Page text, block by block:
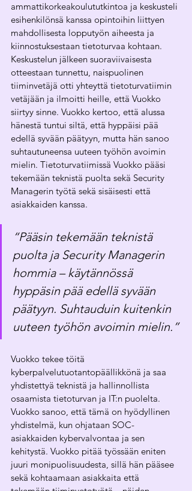
ammattikorkeakoulututkintoa ja keskusteli
esihenkilönsä kanssa opintoihin liittyen
mahdollisesta lopputyön aiheesta ja
kiinnostuksestaan tietoturvaa kohtaan.
Keskustelun jälkeen suoraviivaisesta
otteestaan tunnettu, naispuolinen
tiiminvetäjä otti yhteyttä tietoturvatiimin
vetäjään ja ilmoitti heille, että Vuokko
siirtyy sinne. Vuokko kertoo, että alussa
hänestä tuntui siltä, että hyppäisi pää
edellä syvään päätyyn, mutta hän sanoo
suhtautuneensa uuteen työhön avoimin
mielin. Tietoturvatiimissä Vuokko pääsi
tekemään teknistä puolta sekä Security
Managerin työtä sekä sisäisesti että
asiakkaiden kanssa.
“Pääsin tekemään teknistä
puolta ja Security Managerin
hommia – käytännössä
hyppäsin pää edellä syvään
päätyyn. Suhtauduin kuitenkin
uuteen työhön avoimin mielin.”
Vuokko tekee töitä
kyberpalvelutuotantopäällikkönä ja saa
yhdistettyä teknistä ja hallinnollista
osaamista tietoturvan ja IT:n puolelta.
Vuokko sanoo, että tämä on hyödyllinen
yhdistelmä, kun ohjataan SOC-
asiakkaiden kybervalvontaa ja sen
kehitystä. Vuokko pitää työssään eniten
juuri monipuolisuudesta, sillä hän pääsee
sekä kohtaamaan asiakkaita että